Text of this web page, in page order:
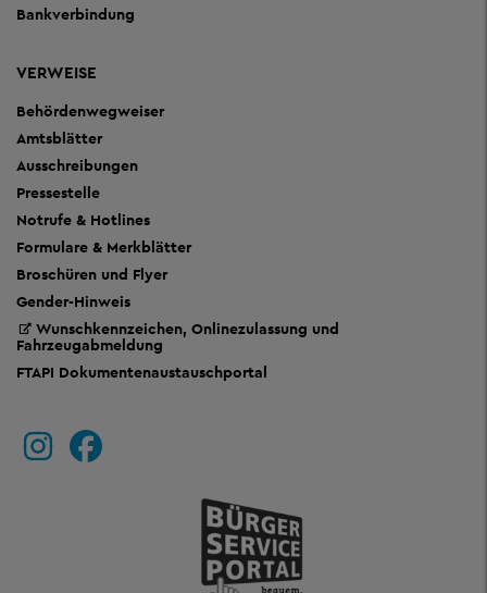
Bankverbindung
VERWEISE
Behördenwegweiser
Amtsblätter
Ausschreibungen
Pressestelle
Notrufe & Hotlines
Formulare & Merkblätter
Broschüren und Flyer
Gender-Hinweis
Wunschkennzeichen, Onlinezulassung und
Fahrzeugabmeldung
FTAPI Dokumentenaustauschportal